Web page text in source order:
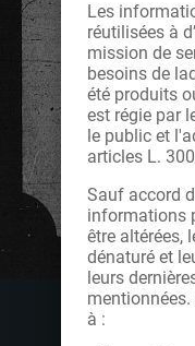
Les
réutilisées à
mission de
besoins de
été produits
est régie par
le public et
articles L.
Sauf accord
informations
être altérées,
dénaturé et
leurs
à :